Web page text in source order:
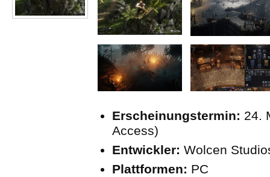
Erscheinungstermin: 24.
Access)
Entwickler: Wolcen
Plattformen: PC